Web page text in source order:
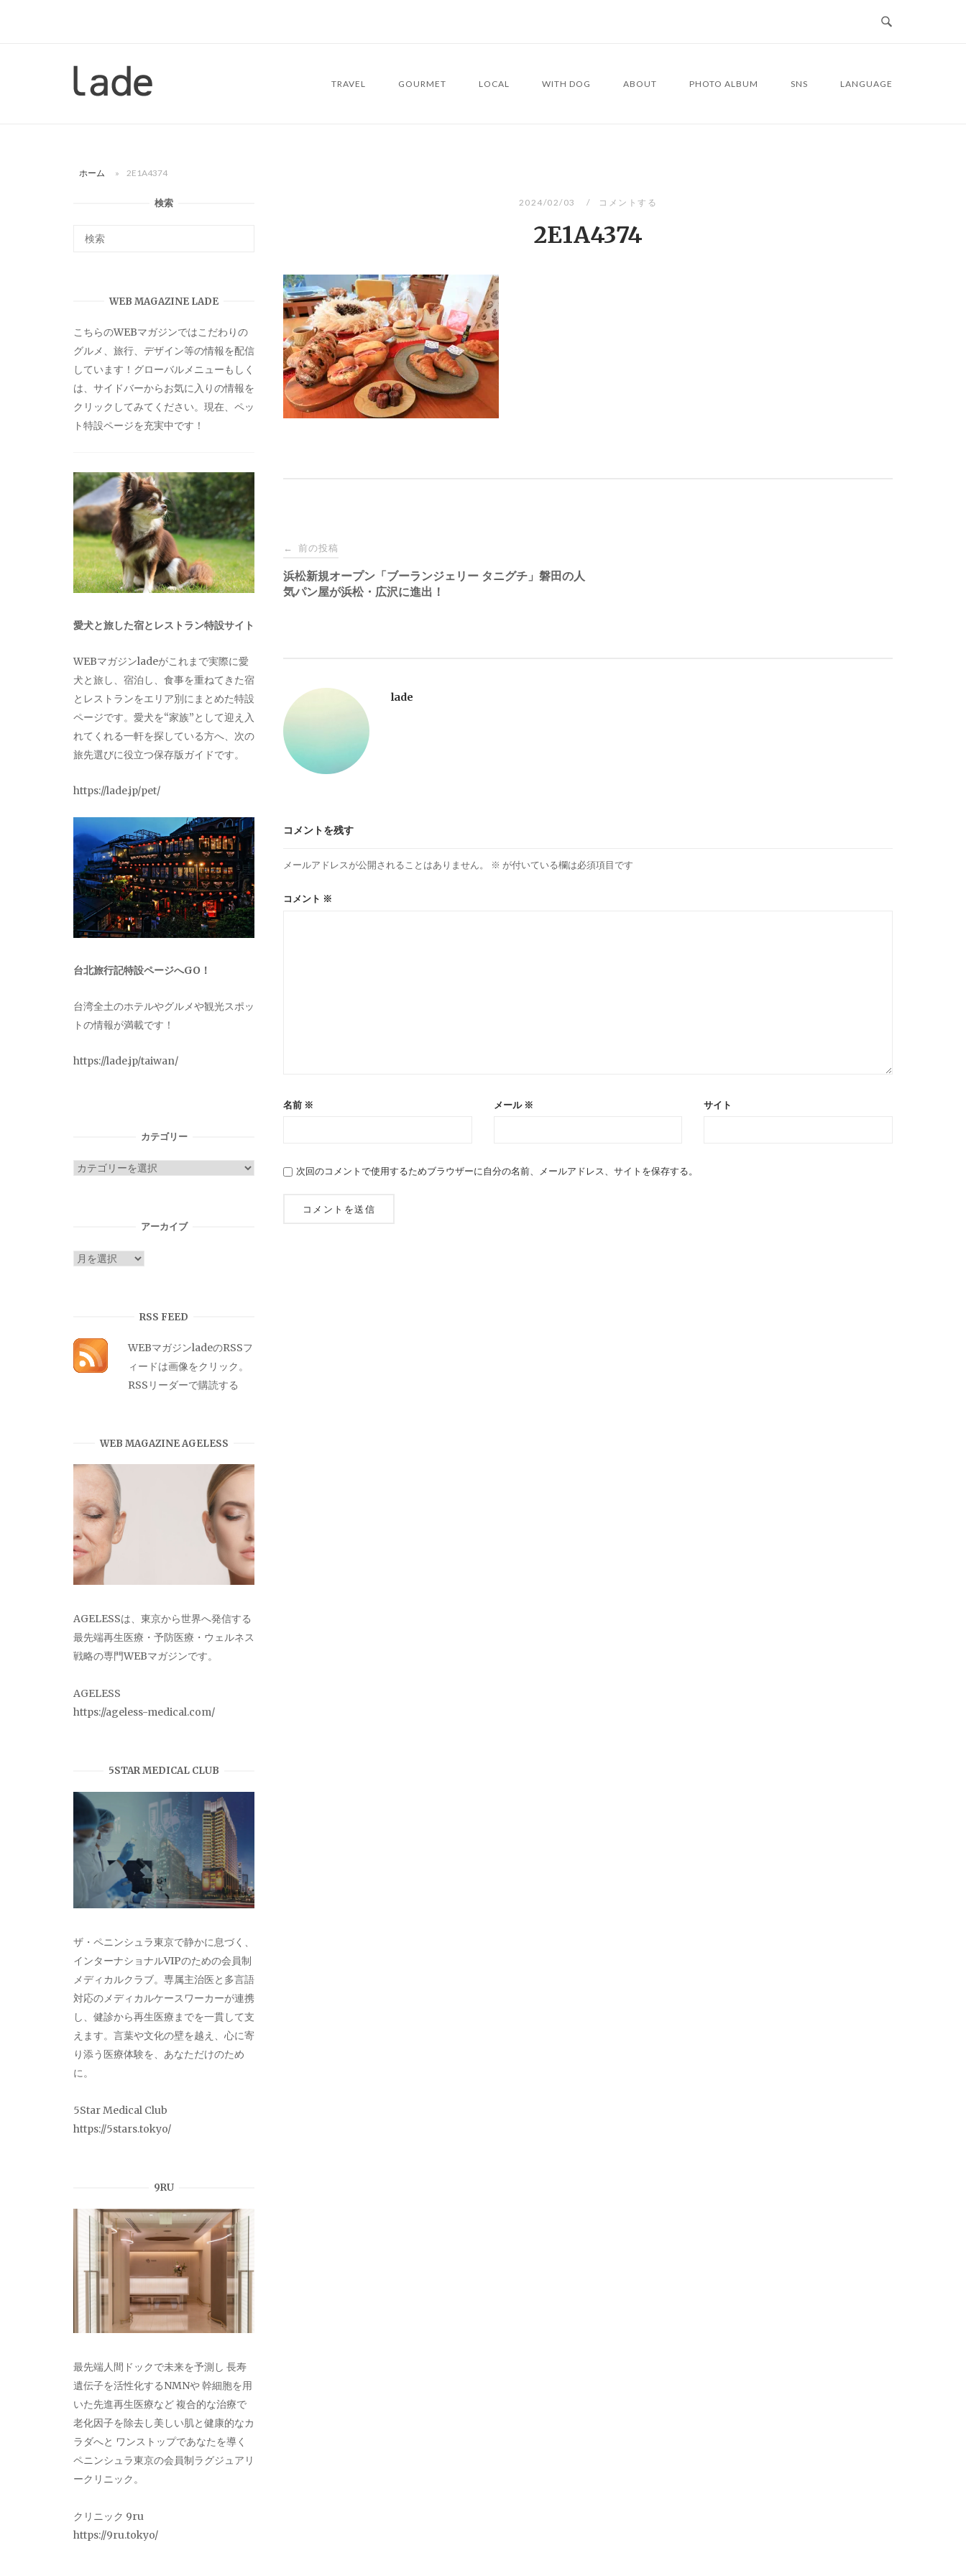
ー
TRAVEL GOURMET LOCAL WITH DOG ABOUT PHOTO ALBUM SNS LANGUAGE
ホーム » 2E1A4374
2024/02/03 コメントする
2E1A4374
投
稿
ゲ
ー
シ
ン
← 前の投稿
浜松新規オープン「ブーランジェリー タニグチ」磐田の人
気パン屋が浜松・広沢に進出！
lade
コメントを残す
メールアドレスが公開されることはありません。 ※ が付いている欄は必須項目です
コメント ※
名前 ※ メール ※ サイト
次回のコメントで使用するためブラウザーに自分の名前、メールアドレス、サイトを保存する。
検索
WEB MAGAZINE LADE
こちらのWEBマガジンではこだわりの
グルメ、旅行、デザイン等の情報を配信
しています！グローバルメニューもしく
は、サイドバーからお気に入りの情報を
クリックしてみてください。現在、ペッ
ト特設ページを充実中です！
愛犬と旅した宿とレストラン特設サイト
WEBマガジンladeがこれまで実際に愛
犬と旅し、宿泊し、食事を重ねてきた宿
とレストランをエリア別にまとめた特設
ページです。愛犬を“家族”として迎え入
れてくれる一軒を探している方へ、次の
旅先選びに役立つ保存版ガイドです。
https://lade.jp/pet/
台北旅行記特設ページへGO！
台湾全土のホテルやグルメや観光スポッ
トの情報が満載です！
https://lade.jp/taiwan/
カテゴリー
カ
アーカイブ
ア
RSS FEED
WEBマガジンladeのRSSフ
ィードは画像をクリック。
RSSリーダーで購読する
WEB MAGAZINE AGELESS
AGELESSは、東京から世界へ発信する
最先端再生医療・予防医療・ウェルネス
戦略の専門WEBマガジンです。
AGELESS
https://ageless-medical.com/
5STAR MEDICAL CLUB
ザ・ペニンシュラ東京で静かに息づく、
インターナショナルVIPのための会員制
メディカルクラブ。専属主治医と多言語
対応のメディカルケースワーカーが連携
し、健診から再生医療までを一貫して支
えます。言葉や文化の壁を越え、心に寄
り添う医療体験を、あなただけのため
に。
5Star Medical Club
https://5stars.tokyo/
9RU
最先端人間ドックで未来を予測し 長寿
遺伝子を活性化するNMNや 幹細胞を用
いた先進再生医療など 複合的な治療で
老化因子を除去し美しい肌と健康的なカ
ラダへと ワンストップであなたを導く
ペニンシュラ東京の会員制ラグジュアリ
ークリニック。
クリニック 9ru
https://9ru.tokyo/